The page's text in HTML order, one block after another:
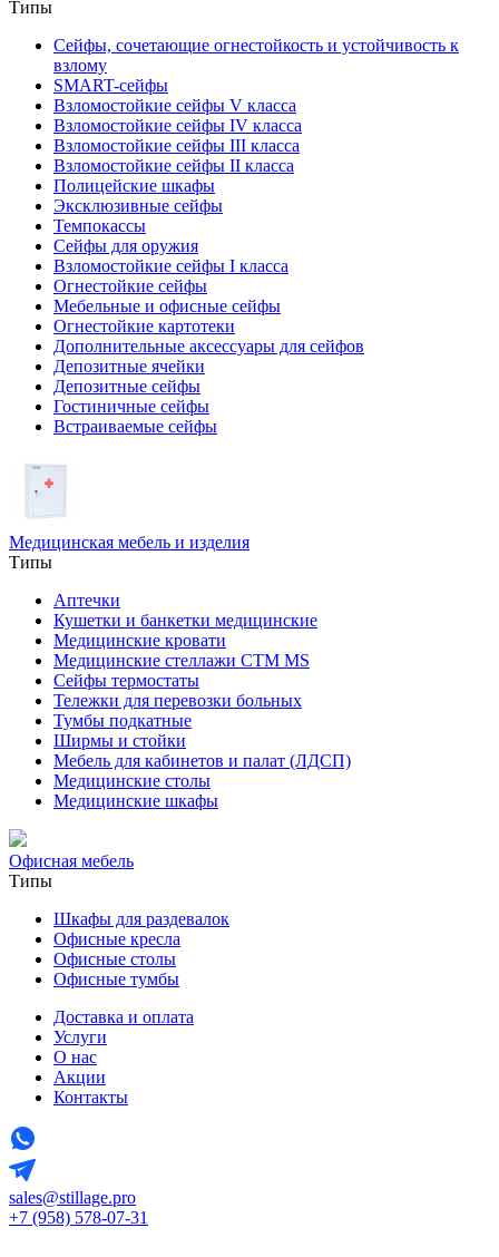
Типы
Сейфы, сочетающие огнестойкость и устойчивость к
взлому
SMART-сейфы
Взломостойкие сейфы V класса
Взломостойкие сейфы IV класса
Взломостойкие сейфы III класса
Взломостойкие сейфы II класса
Полицейские шкафы
Эксклюзивные сейфы
Темпокассы
Сейфы для оружия
Взломостойкие сейфы I класса
Огнестойкие сейфы
Мебельные и офисные сейфы
Огнестойкие картотеки
Дополнительные аксессуары для сейфов
Депозитные ячейки
Депозитные сейфы
Гостиничные сейфы
Встраиваемые сейфы
Медицинская мебель и изделия
Типы
Аптечки
Кушетки и банкетки медицинские
Медицинские кровати
Медицинские стеллажи CTM MS
Сейфы термостаты
Тележки для перевозки больных
Тумбы подкатные
Ширмы и стойки
Мебель для кабинетов и палат (ЛДСП)
Медицинские столы
Медицинские шкафы
Офисная мебель
Типы
Шкафы для раздевалок
Офисные кресла
Офисные столы
Офисные тумбы
Доставка и оплата
Услуги
О нас
Акции
Контакты
sales@stillage.pro
+7 (958) 578-07-31